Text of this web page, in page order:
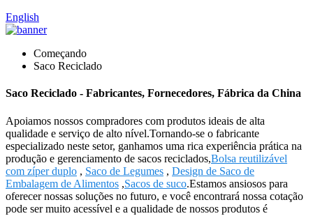
English
Começando
Saco Reciclado
Saco Reciclado - Fabricantes, Fornecedores, Fábrica da China
Apoiamos nossos compradores com produtos ideais de alta
qualidade e serviço de alto nível.Tornando-se o fabricante
especializado neste setor, ganhamos uma rica experiência prática na
produção e gerenciamento de sacos reciclados,Bolsa reutilizável
com zíper duplo , Saco de Legumes , Design de Saco de
Embalagem de Alimentos ,Sacos de suco.Estamos ansiosos para
oferecer nossas soluções no futuro, e você encontrará nossa cotação
pode ser muito acessível e a qualidade de nossos produtos é